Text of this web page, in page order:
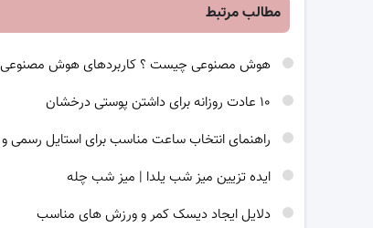
مطالب مرتبط
هوش مصنوعی چیست ؟ کاربردهای هوش مصنوعی
راهنمای انتخاب ساعت مناسب برای استایل رسمی
ایده تزیین میز شب یلدا | میز شب چله
دلایل ایجاد دیسک کمر و ورزش های مناسب